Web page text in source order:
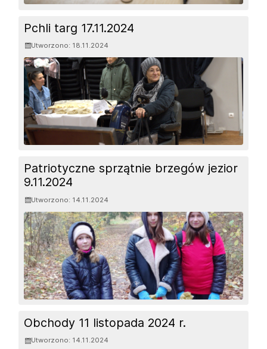
Pchli targ 17.11.2024
Utworzono: 18.11.2024
Patriotyczne sprzątnie brzegów jezior
9.11.2024
Utworzono: 14.11.2024
Obchody 11 listopada 2024 r.
Utworzono: 14.11.2024